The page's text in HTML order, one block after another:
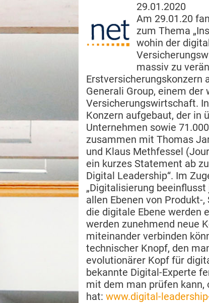
29.01.2020
Am 29.01.20
zum Thema
wohin der
massiv zu
Erstversicherungskonzern
Generali Group, einem
Versicherungswirtschaft.
Konzern aufgebaut, der in
Unternehmen sowie
zusammen mit Thomas
und Klaus Methfessel
ein kurzes Statement ab
Digital Leadership“. Im
„Digitalisierung
allen Ebenen von Produkt-
die digitale Ebene werden
werden zunehmend neue
miteinander verbinden
technischer Knopf, den
evolutionärer Kopf für
bekannte Digital-Experte
mit dem man prüfen kann,
hat: www.digital-